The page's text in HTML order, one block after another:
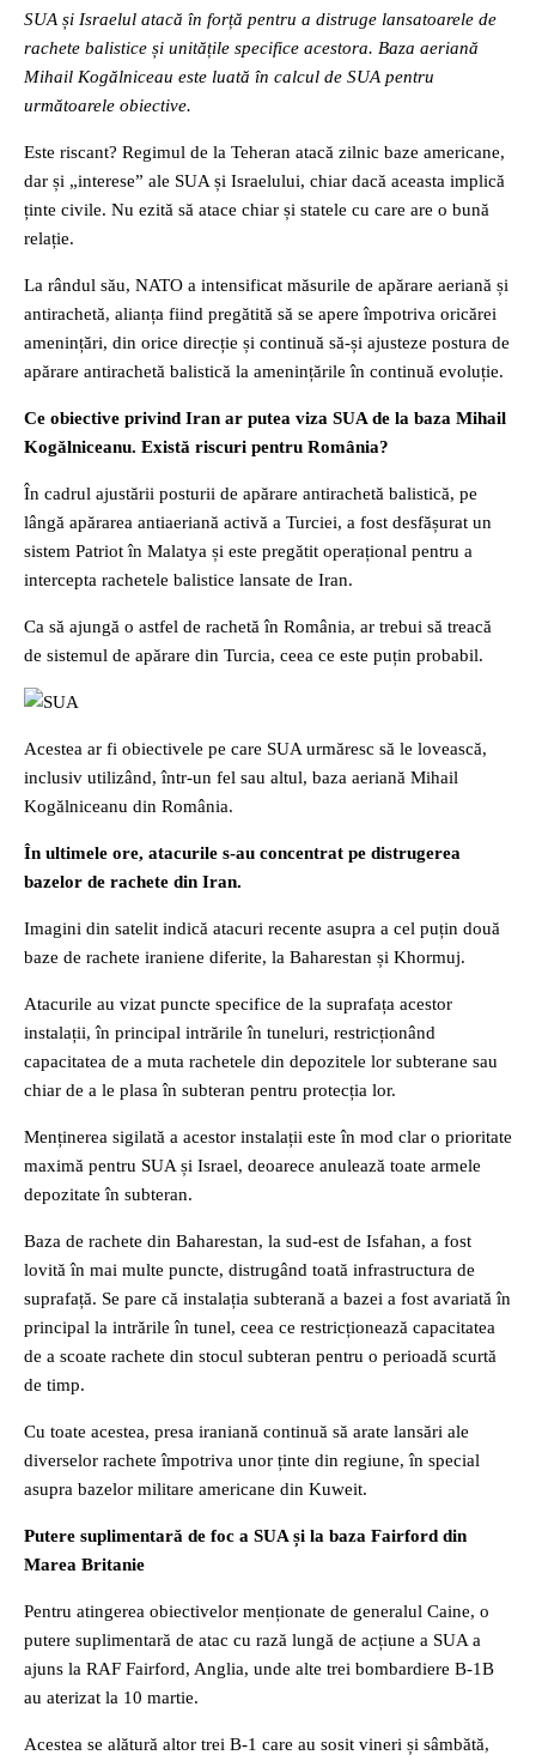
SUA și Israelul atacă în forță pentru a distruge lansatoarele de
rachete balistice și unitățile specifice acestora. Baza aeriană
Mihail Kogălniceau este luată în calcul de SUA pentru
următoarele obiective.
Este riscant? Regimul de la Teheran atacă zilnic baze americane,
dar și „interese” ale SUA și Israelului, chiar dacă aceasta implică
ținte civile. Nu ezită să atace chiar și statele cu care are o bună
relație.
La rândul său, NATO a intensificat măsurile de apărare aeriană și
antirachetă, alianța fiind pregătită să se apere împotriva oricărei
amenințări, din orice direcție și continuă să-și ajusteze postura de
apărare antirachetă balistică la amenințările în continuă evoluție.
Ce obiective privind Iran ar putea viza SUA de la baza Mihail
Kogălniceanu. Există riscuri pentru România?
În cadrul ajustării posturii de apărare antirachetă balistică, pe
lângă apărarea antiaeriană activă a Turciei, a fost desfășurat un
sistem Patriot în Malatya și este pregătit operațional pentru a
intercepta rachetele balistice lansate de Iran.
Ca să ajungă o astfel de rachetă în România, ar trebui să treacă
de sistemul de apărare din Turcia, ceea ce este puțin probabil.
Acestea ar fi obiectivele pe care SUA urmăresc să le lovească,
inclusiv utilizând, într-un fel sau altul, baza aeriană Mihail
Kogălniceanu din România.
În ultimele ore, atacurile s-au concentrat pe distrugerea
bazelor de rachete din Iran.
Imagini din satelit indică atacuri recente asupra a cel puțin două
baze de rachete iraniene diferite, la Baharestan și Khormuj.
Atacurile au vizat puncte specifice de la suprafața acestor
instalații, în principal intrările în tuneluri, restricționând
capacitatea de a muta rachetele din depozitele lor subterane sau
chiar de a le plasa în subteran pentru protecția lor.
Menținerea sigilată a acestor instalații este în mod clar o prioritate
maximă pentru SUA și Israel, deoarece anulează toate armele
depozitate în subteran.
Baza de rachete din Baharestan, la sud-est de Isfahan, a fost
lovită în mai multe puncte, distrugând toată infrastructura de
suprafață. Se pare că instalația subterană a bazei a fost avariată în
principal la intrările în tunel, ceea ce restricționează capacitatea
de a scoate rachete din stocul subteran pentru o perioadă scurtă
de timp.
Cu toate acestea, presa iraniană continuă să arate lansări ale
diverselor rachete împotriva unor ținte din regiune, în special
asupra bazelor militare americane din Kuweit.
Putere suplimentară de foc a SUA și la baza Fairford din
Marea Britanie
Pentru atingerea obiectivelor menționate de generalul Caine, o
putere suplimentară de atac cu rază lungă de acțiune a SUA a
ajuns la RAF Fairford, Anglia, unde alte trei bombardiere B-1B
au aterizat la 10 martie.
Acestea se alătură altor trei B-1 care au sosit vineri și sâmbătă,